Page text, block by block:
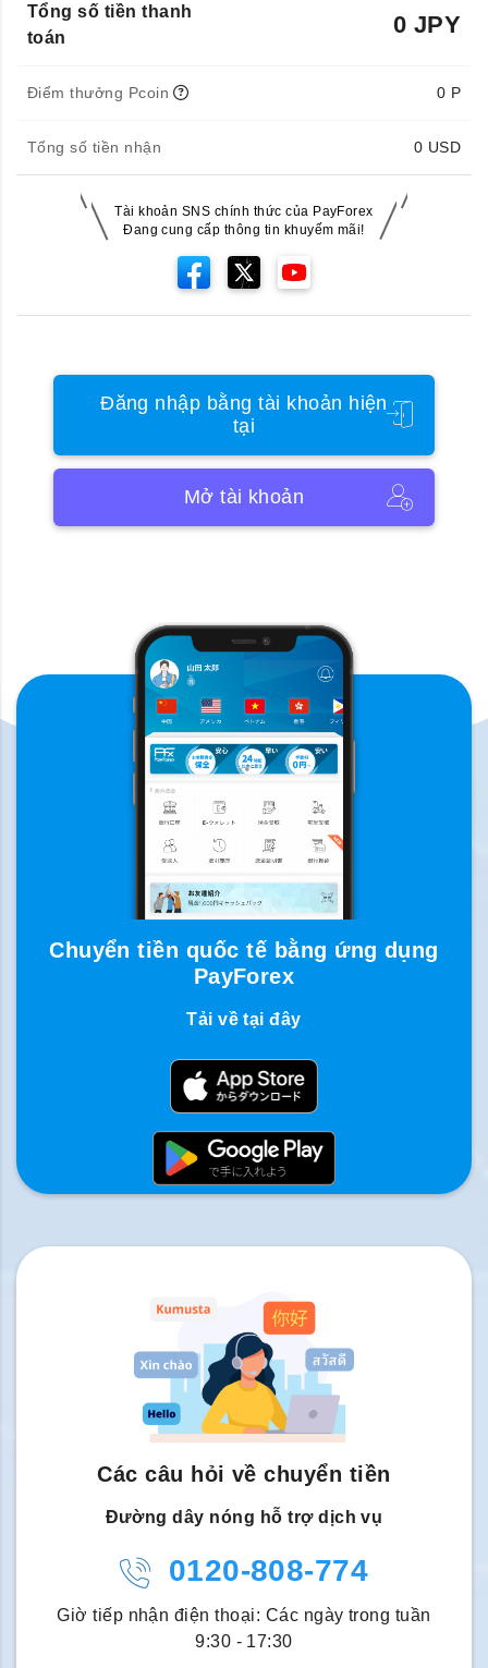
Tổng số tiền thanh
toán
0 JPY
Điểm thưởng Pcoin 0 P
Tổng số tiền nhận 0 USD
Tài khoản SNS chính thức của PayForex
Đang cung cấp thông tin khuyếm mãi!
Đăng nhập bằng tài khoản hiện
tại
Mở tài khoản
Chuyển tiền quốc tế bằng ứng dụng
PayForex
Tải về tại đây
Các câu hỏi về chuyển tiền
Đường dây nóng hỗ trợ dịch vụ
0120-808-774
Giờ tiếp nhận điện thoại: Các ngày trong tuần
9:30 - 17:30